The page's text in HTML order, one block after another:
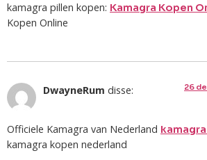
kamagra pillen kopen: Kamagra Kopen
Kopen Online
DwayneRum disse: 26
Officiele Kamagra van Nederland
kamagra kopen nederland